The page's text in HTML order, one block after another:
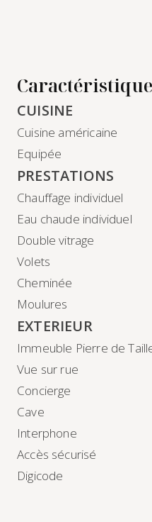
CUISINE
Cuisine américaine
Equipée
PRESTATIONS
Chauffage individuel
Eau chaude individuel
Double vitrage
Volets
Cheminée
Moulures
EXTERIEUR
Immeuble Pierre de
Vue sur rue
Concierge
Cave
Interphone
Accès sécurisé
Digicode